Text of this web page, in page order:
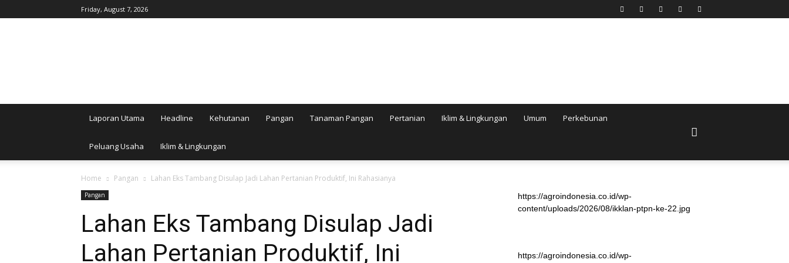
Friday, August 7, 2026
Laporan Utama Headline Kehutanan Pangan Tanaman Pangan Pertanian Iklim & Lingkungan Umum Perkebunan
Peluang Usaha Iklim & Lingkungan
Home Pangan Lahan Eks Tambang Disulap Jadi Lahan Pertanian Produktif, Ini Rahasianya
Pangan
Lahan Eks Tambang Disulap Jadi
Lahan Pertanian Produktif, Ini
https://agroindonesia.co.id/wp-
content/uploads/2026/08/ikklan-ptpn-ke-22.jpg
https://agroindonesia.co.id/wp-